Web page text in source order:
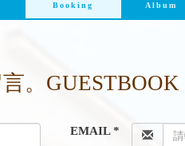
Booking Album
。GUESTBOOK
EMAIL *